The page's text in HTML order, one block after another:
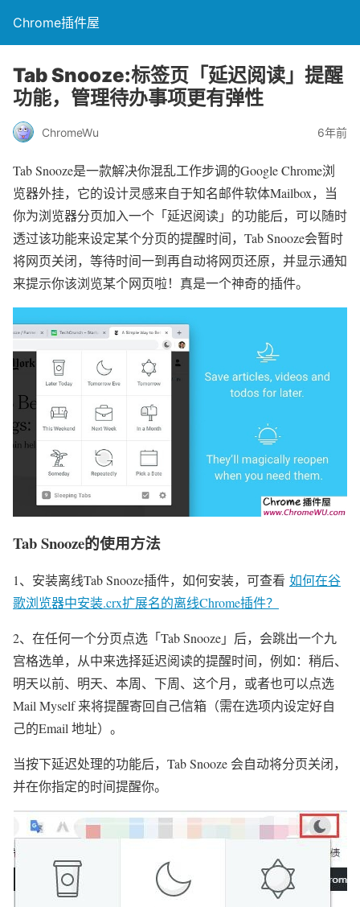
Chrome插件屋
Tab Snooze:标签页「延迟阅读」提醒
功能，管理待办事项更有弹性
ChromeWu 6年前
Tab Snooze是一款解决你混乱工作步调的Google Chrome浏
览器外挂，它的设计灵感来自于知名邮件软体Mailbox，当
你为浏览器分页加入一个「延迟阅读」的功能后，可以随时
透过该功能来设定某个分页的提醒时间，Tab Snooze会暂时
将网页关闭，等待时间一到再自动将网页还原，并显示通知
来提示你该浏览某个网页啦！真是一个神奇的插件。
Tab Snooze的使用方法
1、安装离线Tab Snooze插件，如何安装，可查看 如何在谷
歌浏览器中安装.crx扩展名的离线Chrome插件？
2、在任何一个分页点选「Tab Snooze」后，会跳出一个九
宫格选单，从中来选择延迟阅读的提醒时间，例如：稍后、
明天以前、明天、本周、下周、这个月，或者也可以点选
Mail Myself 来将提醒寄回自己信箱（需在选项内设定好自
己的Email 地址）。
当按下延迟处理的功能后，Tab Snooze 会自动将分页关闭，
并在你指定的时间提醒你。